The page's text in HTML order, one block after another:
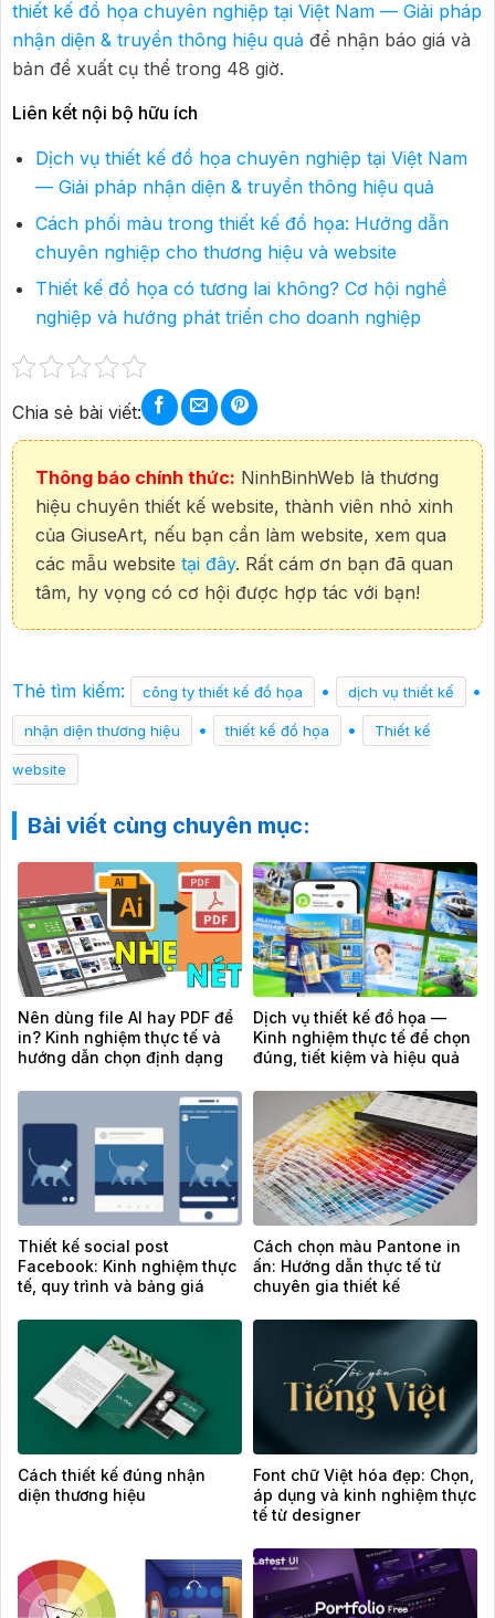
thiết kế đồ họa chuyên nghiệp tại Việt Nam — Giải pháp
nhận diện & truyền thông hiệu quả để nhận báo giá và
bản đề xuất cụ thể trong 48 giờ.
Liên kết nội bộ hữu ích
Dịch vụ thiết kế đồ họa chuyên nghiệp tại Việt Nam
— Giải pháp nhận diện & truyền thông hiệu quả
Cách phối màu trong thiết kế đồ họa: Hướng dẫn
chuyên nghiệp cho thương hiệu và website
Thiết kế đồ họa có tương lai không? Cơ hội nghề
nghiệp và hướng phát triển cho doanh nghiệp
Chia sẻ bài viết:
Thông báo chính thức: NinhBinhWeb là thương
hiệu chuyên thiết kế website, thành viên nhỏ xinh
của GiuseArt, nếu bạn cần làm website, xem qua
các mẫu website tại đây. Rất cám ơn bạn đã quan
tâm, hy vọng có cơ hội được hợp tác với bạn!
Thẻ tìm kiếm: công ty thiết kế đồ họa • dịch vụ thiết kế •
nhận diện thương hiệu • thiết kế đồ họa • Thiết kế
website
Bài viết cùng chuyên mục:
Nên dùng file AI hay PDF để
in? Kinh nghiệm thực tế và
hướng dẫn chọn định dạng
Dịch vụ thiết kế đồ họa —
Kinh nghiệm thực tế để chọn
đúng, tiết kiệm và hiệu quả
Thiết kế social post
Facebook: Kinh nghiệm thực
tế, quy trình và bảng giá
Cách chọn màu Pantone in
ấn: Hướng dẫn thực tế từ
chuyên gia thiết kế
Cách thiết kế đúng nhận
diện thương hiệu
Font chữ Việt hóa đẹp: Chọn,
áp dụng và kinh nghiệm thực
tế từ designer